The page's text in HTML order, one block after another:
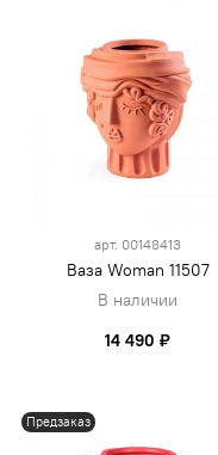
арт. 00148413
Ваза Woman 11507
В наличии
14 490 ₽
Предзаказ